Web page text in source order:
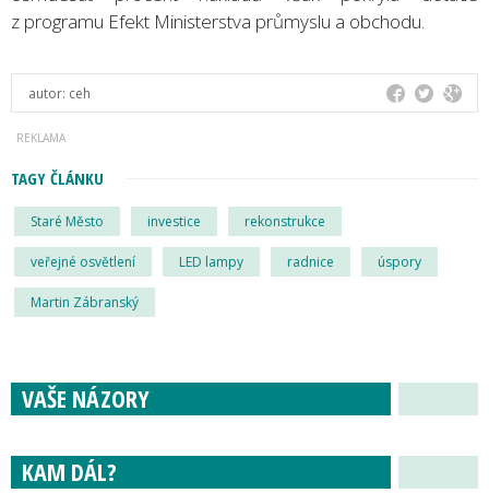
z programu Efekt Ministerstva průmyslu a obchodu.
autor: ceh
TAGY ČLÁNKU
Staré Město investice rekonstrukce
veřejné osvětlení LED lampy radnice úspory
Martin Zábranský
VAŠE NÁZORY
KAM DÁL?